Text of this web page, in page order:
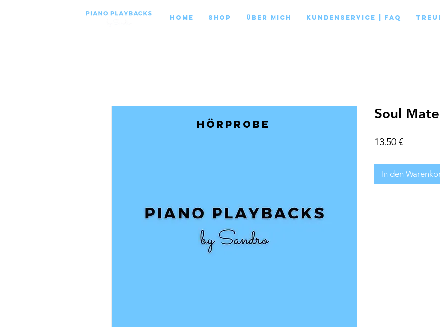
Home Shop Über mich Kundenservice | FAQ
Soul
13,50 €Preis
In den
Hörprobe